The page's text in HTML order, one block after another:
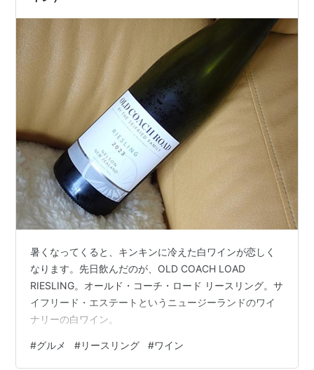
暑くなってくると、キンキンに冷えた白ワインが恋しく
なります。先日飲んだのが、OLD COACH LOAD
RIESLING。オールド・コーチ・ロード リースリング。サ
イフリード・エステートというニュージーランドのワイ
ナリーの白ワイン。
#グルメ #リースリング #ワイン